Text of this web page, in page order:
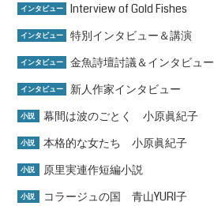
インタビュー Interview of Gold Fishes
インタビュー 特別インタビュー＆講演
インタビュー 金魚詩壇討議＆インタビュー
インタビュー 新人作家インタビュー
小説 幕間は波のごとく 小原眞紀子
小説 本格的な女たち 小原眞紀子
小説 原里実連作短編小説
小説 コラージュの国 青山YURI子